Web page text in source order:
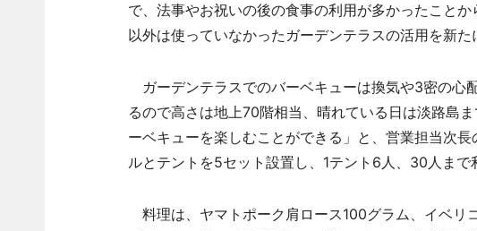
で、法事やお祝いの後の食事の利用が多かったこと
以外は使っていなかったガーデンテラスの活用を新た
ガーデンテラスでのバーベキューは換気や3密の心
るので高さは地上70階相当、晴れている日は淡路島
ーベキューを楽しむことができる」と、営業担当次
ルとテントを5セット設置し、1テント6人、30人まで
料理は、ヤマトポーク肩ロース100グラム、イベリ